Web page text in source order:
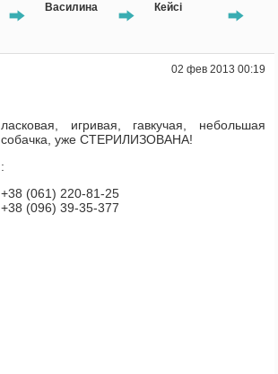
Василина Кейсі
02 фев 2013 00:19
ласковая, игривая, гавкучая, небольшая
собачка, уже СТЕРИЛИЗОВАНА!
:
+38 (061) 220-81-25
+38 (096) 39-35-377